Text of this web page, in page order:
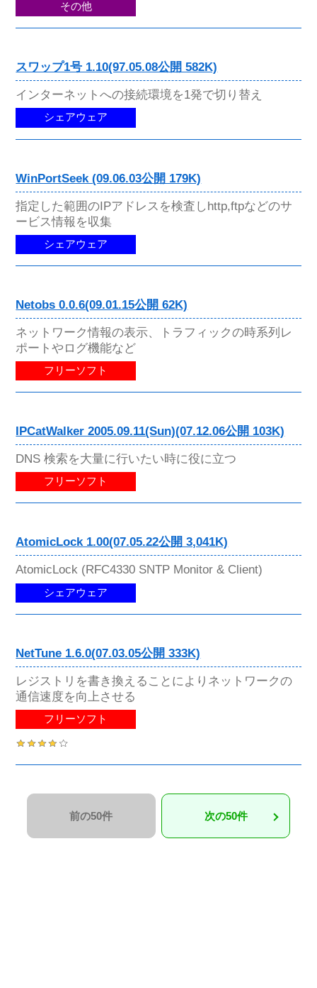
その他
スワップ1号 1.10(97.05.08公開 582K)
インターネットへの接続環境を1発で切り替え
シェアウェア
WinPortSeek (09.06.03公開 179K)
指定した範囲のIPアドレスを検査しhttp,ftpなどのサ
ービス情報を収集
シェアウェア
Netobs 0.0.6(09.01.15公開 62K)
ネットワーク情報の表示、トラフィックの時系列レ
ポートやログ機能など
フリーソフト
IPCatWalker 2005.09.11(Sun)(07.12.06公開 103K)
DNS 検索を大量に行いたい時に役に立つ
フリーソフト
AtomicLock 1.00(07.05.22公開 3,041K)
AtomicLock (RFC4330 SNTP Monitor & Client)
シェアウェア
NetTune 1.6.0(07.03.05公開 333K)
レジストリを書き換えることによりネットワークの
通信速度を向上させる
フリーソフト
前の50件 次の50件